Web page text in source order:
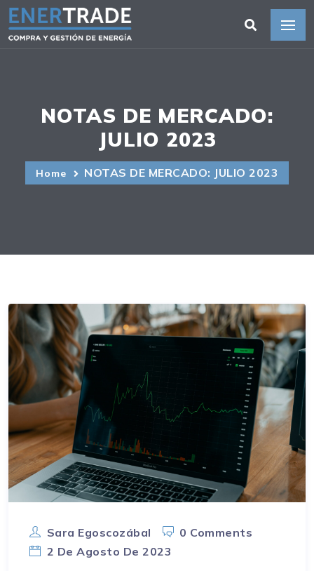
NOTAS DE MERCADO:
JULIO 2023
Home NOTAS DE MERCADO: JULIO 2023
Sara Egoscozábal
0 Comments
2 De Agosto De 2023